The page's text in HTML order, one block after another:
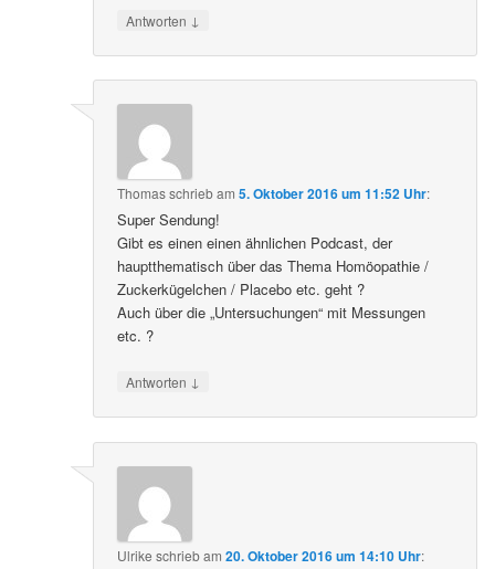
Antworten ↓
Thomasschriebam5. Oktober 2016 um 11:52 Uhr:
Super Sendung!
Gibt es einen einen ähnlichen Podcast, der
hauptthematisch über das Thema Homöopathie /
Zuckerkügelchen / Placebo etc. geht ?
Auch über die „Untersuchungen“ mit Messungen
etc. ?
Antworten ↓
Ulrike schriebam20. Oktober 2016 um 14:10 Uhr: